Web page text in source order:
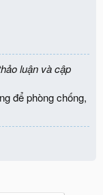
luận và cập
để phòng chống,